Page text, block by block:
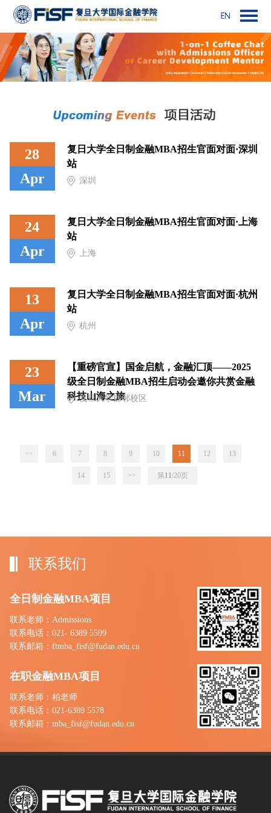
28
Apr
复日大学全日制金融MBA招生官面对面·深圳
站
深圳
24
Apr
复日大学全日制金融MBA招生官面对面·上海
站
上海
13
Apr
复日大学全日制金融MBA招生官面对面·杭州
站
杭州
23
Mar
【重磅官宣】国金启航，金融汇顶——2025
级全日制金融MBA招生启动会邀你共赏金融
科技山海之旅
复旦大学邯郸校区
<< 6 7 8 9 10 11 12 13
14 15 >> 第11/20页
联系我们
全日制金融MBA项目
联系老师：Admissions
联系电话：021- 6389 5599
联系邮箱：ftmba_fisf@fudan.edu.cn
在职金融MBA项目
联系老师：柏老师
联系电话：021-6389 5578
联系邮箱：mba_fisf@fudan.edu.cn